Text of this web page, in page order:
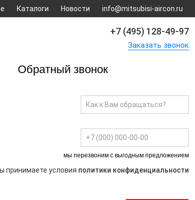
Каталоги Новости info@mitsubisi-aircon.ru
+7 (495) 128-49-97
Заказать звонок
Обратный звонок
мы перезвоним с выгодным предложением
принимаете условия политики конфиденциальности